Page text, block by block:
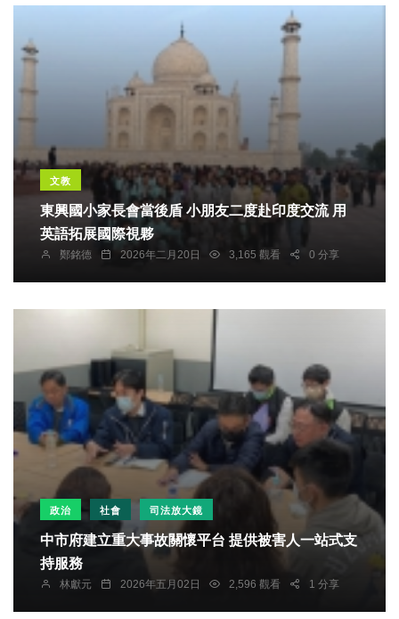
文教
東興國小家長會當後盾 小朋友二度赴印度交流 用
英語拓展國際視夥
鄭銘德 2026年二月20日 3,165 觀看 0 分享
政治 社會 司法放大鏡
中市府建立重大事故關懷平台 提供被害人一站式支
持服務
林獻元 2026年五月02日 2,596 觀看 1 分享